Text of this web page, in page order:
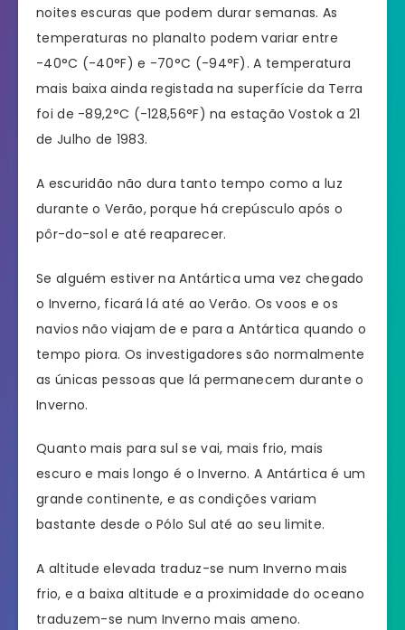
noites escuras que podem durar semanas. As
temperaturas no planalto podem variar entre
-40°C (-40°F) e -70°C (-94°F). A temperatura
mais baixa ainda registada na superfície da Terra
foi de -89,2°C (-128,56°F) na estação Vostok a 21
de Julho de 1983.
A escuridão não dura tanto tempo como a luz
durante o Verão, porque há crepúsculo após o
pôr-do-sol e até reaparecer.
Se alguém estiver na Antártica uma vez chegado
o Inverno, ficará lá até ao Verão. Os voos e os
navios não viajam de e para a Antártica quando o
tempo piora. Os investigadores são normalmente
as únicas pessoas que lá permanecem durante o
Inverno.
Quanto mais para sul se vai, mais frio, mais
escuro e mais longo é o Inverno. A Antártica é um
grande continente, e as condições variam
bastante desde o Pólo Sul até ao seu limite.
A altitude elevada traduz-se num Inverno mais
frio, e a baixa altitude e a proximidade do oceano
traduzem-se num Inverno mais ameno.